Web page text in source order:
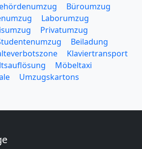
Büroumzug
Laborumzug
Privatumzug
Beiladung
Klaviertransport
Möbeltaxi
Umzugskartons